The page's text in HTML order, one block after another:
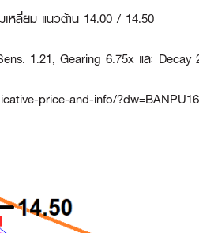
เหลี่ยม แนวต้าน 14.00 / 14.50
1.21, Gearing 6.75x และ
price-and-info/